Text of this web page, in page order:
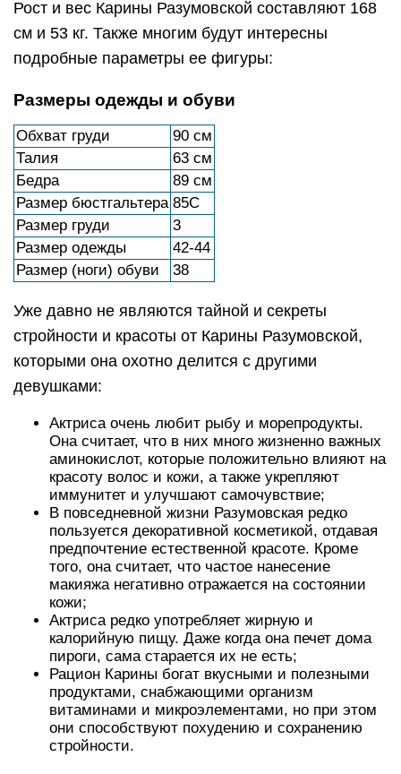
Рост и вес Карины Разумовской составляют 168
см и 53 кг. Также многим будут интересны
подробные параметры ее фигуры:
Размеры одежды и обуви
Обхват груди
90 см
Талия
63 см
Бедра
89 см
Размер бюстгальтера 85С
Размер груди
3
Размер одежды
42-44
Размер (ноги) обуви
38
Уже давно не являются тайной и секреты
стройности и красоты от Карины Разумовской,
которыми она охотно делится с другими
девушками:
Актриса очень любит рыбу и морепродукты.
Она считает, что в них много жизненно важных
аминокислот, которые положительно влияют на
красоту волос и кожи, а также укрепляют
иммунитет и улучшают самочувствие;
В повседневной жизни Разумовская редко
пользуется декоративной косметикой, отдавая
предпочтение естественной красоте. Кроме
того, она считает, что частое нанесение
макияжа негативно отражается на состоянии
кожи;
Актриса редко употребляет жирную и
калорийную пищу. Даже когда она печет дома
пироги, сама старается их не есть;
Рацион Карины богат вкусными и полезными
продуктами, снабжающими организм
витаминами и микроэлементами, но при этом
они способствуют похудению и сохранению
стройности.